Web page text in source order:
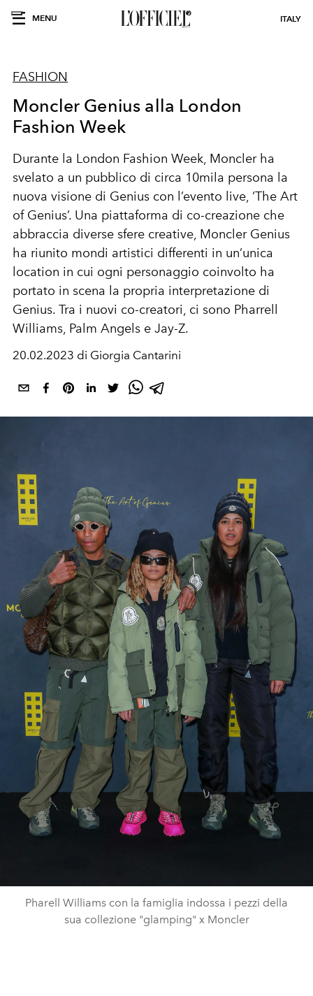
MENU ITALY
FASHION
Moncler Genius alla London
Fashion Week
Durante la London Fashion Week, Monclerha
svelato a un pubblico di circa 10mila persona la
nuova visione di Genius con l’evento live, ‘The Art
of Genius’. Una piattaforma di co-creazione che
abbraccia diverse sfere creative, Moncler Genius
ha riunito mondi artistici differenti in un’unica
location in cui ogni personaggio coinvolto ha
portato in scena la propria interpretazione di
Genius. Tra i nuovi co-creatori, ci sono Pharrell
Williams, Palm Angels e Jay-Z.
20.02.2023 di Giorgia Cantarini
Pharell Williams con la famiglia indossa i pezzi della
sua collezione "glamping" x Moncler